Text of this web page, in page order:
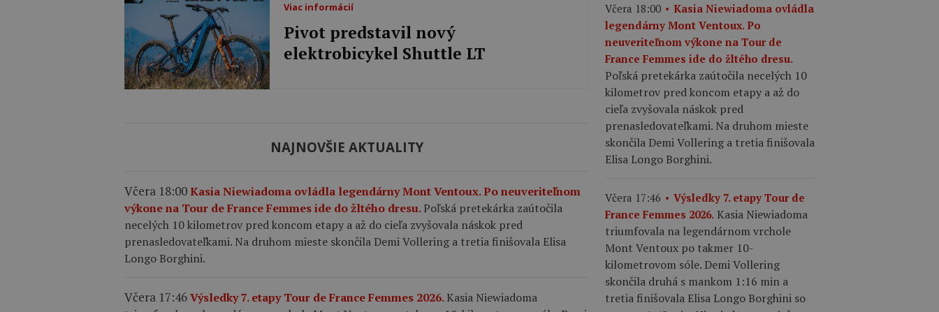
Viac informácií
Pivot predstavil nový
elektrobicykel Shuttle LT
NAJNOVŠIE AKTUALITY
Včera 18:00Kasia Niewiadoma ovládla legendárny Mont Ventoux. Po neuveriteľnom
výkone na Tour de France Femmes ide do žltého dresu.Poľská pretekárka zaútočila
necelých 10 kilometrov pred koncom etapy a až do cieľa zvyšovala náskok pred
prenasledovateľkami. Na druhom mieste skončila Demi Vollering a tretia finišovala Elisa
Longo Borghini.
Včera 17:46Výsledky 7. etapy Tour de France Femmes 2026.Kasia Niewiadoma
Včera 18:00
Kasia Niewiadoma ovládla
legendárny Mont Ventoux. Po
neuveriteľnom výkone na Tour de
France Femmes ide do žltého dresu.
Poľská pretekárka zaútočila necelých 10
kilometrov pred koncom etapy a až do
cieľa zvyšovala náskok pred
prenasledovateľkami. Na druhom mieste
skončila Demi Vollering a tretia finišovala
Elisa Longo Borghini.
Včera 17:46
Výsledky 7. etapy Tour de
France Femmes 2026. Kasia Niewiadoma
triumfovala na legendárnom vrchole
Mont Ventoux po takmer 10-
kilometrovom sóle. Demi Vollering
skončila druhá s mankom 1:16 min a
tretia finišovala Elisa Longo Borghini so